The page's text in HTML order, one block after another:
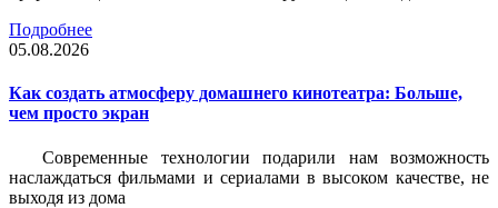
Подробнее
05.08.2026
Как создать атмосферу домашнего кинотеатра: Больше,
чем просто экран
Современные технологии подарили нам возможность
наслаждаться фильмами и сериалами в высоком качестве, не
выходя из дома